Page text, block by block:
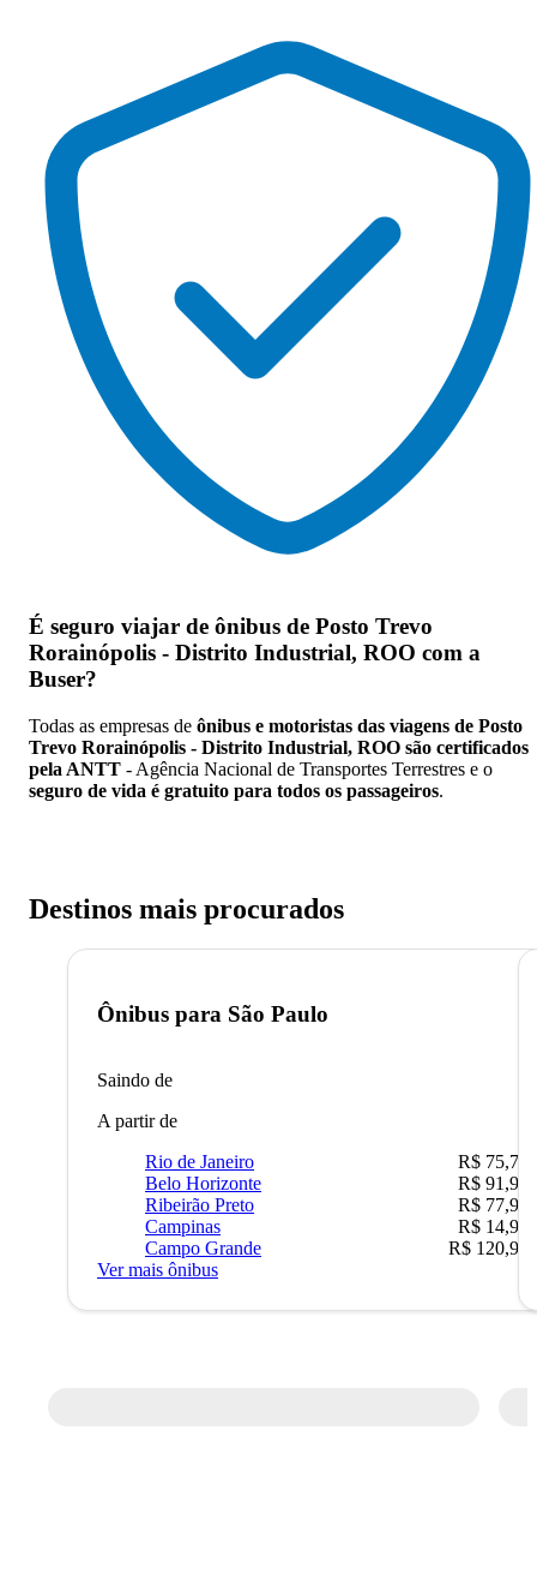
É seguro viajar de ônibus de Posto Trevo
Rorainópolis - Distrito Industrial, ROO com a
Buser?
Todas as empresas de ônibus e motoristas das viagens de Posto
Trevo Rorainópolis - Distrito Industrial, ROO são certificados
pela ANTT - Agência Nacional de Transportes Terrestres e o
seguro de vida é gratuito para todos os passageiros.
Destinos mais procurados
Ônibus para São Paulo
Saindo de
A partir de
Rio de Janeiro
R$ 75,77
Belo Horizonte
R$ 91,90
Ribeirão Preto
R$ 77,90
Campinas
R$ 14,90
Campo Grande
R$ 120,90
Ver mais ônibus